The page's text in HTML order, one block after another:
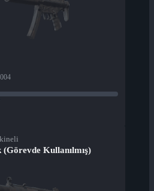
Kullanılmış)